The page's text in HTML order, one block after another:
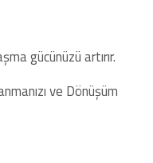
gücünüzü artırır.
ve Dönüşüm